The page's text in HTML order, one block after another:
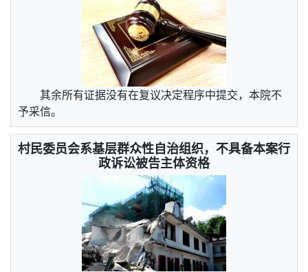
其余所有证据没有在复议决定程序中提交，本院不
予采信。
村民委员会系基层群众性自治组织，不具备本案行
政诉讼被告主体资格